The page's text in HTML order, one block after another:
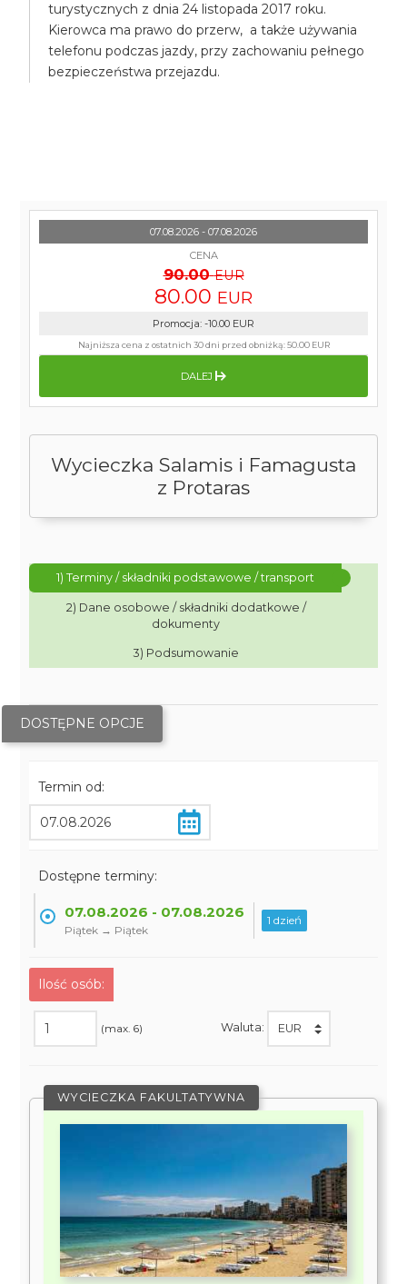
turystycznych z dnia 24 listopada 2017 roku.
Kierowca ma prawo do przerw, a także używania
telefonu podczas jazdy, przy zachowaniu pełnego
bezpieczeństwa przejazdu.
Wycieczka Salamis i Famagusta
z Protaras
1) Terminy / składniki podstawowe / transport
2) Dane osobowe / składniki dodatkowe /
dokumenty
3) Podsumowanie
DOSTĘPNE OPCJE
Termin od:
Dostępne terminy:
07.08.2026 - 07.08.2026
Piątek → Piątek
1 dzień
Ilość osób:
(max. 6) Waluta:
WYCIECZKA FAKULTATYWNA
07.08.2026 - 07.08.2026
CENA
90.00 EUR
80.00 EUR
Promocja: -10.00 EUR
Najniższa cena z ostatnich 30 dni przed obniżką:50.00 EUR
DALEJ